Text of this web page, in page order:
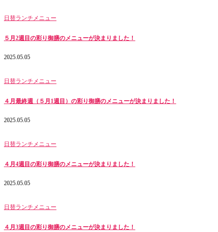
日替ランチメニュー
５月2週目の彩り御膳のメニューが決まりました！
2025.05.05
日替ランチメニュー
４月最終週（５月1週目）の彩り御膳のメニューが決まりました！
2025.05.05
日替ランチメニュー
４月4週目の彩り御膳のメニューが決まりました！
2025.05.05
日替ランチメニュー
４月3週目の彩り御膳のメニューが決まりました！